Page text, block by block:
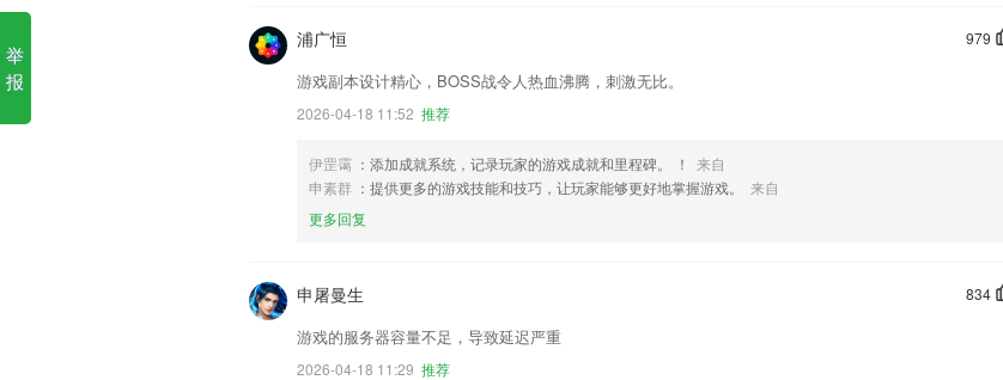
979
浦广恒
游戏副本设计精心，BOSS战令人热血沸腾，刺激无比。
2026-04-18 11:52 推荐
伊罡霭 ：添加成就系统，记录玩家的游戏成就和里程碑。 ！
来自
申素群 ：提供更多的游戏技能和技巧，让玩家能够更好地掌握游戏。
来自
更多回复
834
申屠曼生
游戏的服务器容量不足，导致延迟严重
2026-04-18 11:29 推荐
举
报